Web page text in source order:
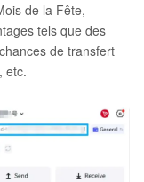
de la Fête,
tels que des
de transfert
etc.